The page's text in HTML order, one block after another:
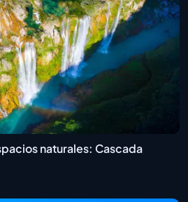
naturales: Cascada